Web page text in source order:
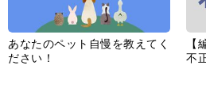
あなたのペット自慢を教えてく
ださい！
【
不